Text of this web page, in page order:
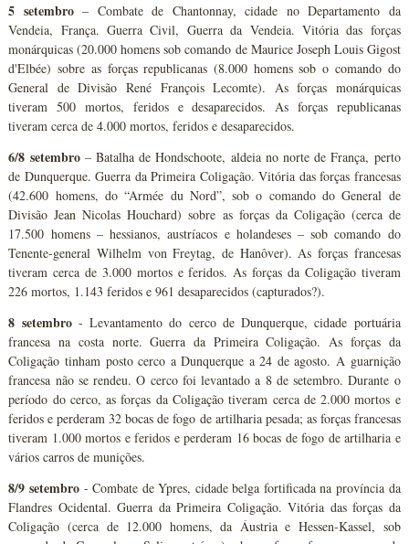
5 setembro– Combate de Chantonnay, cidade no Departamento da
Vendeia, França. Guerra Civil, Guerra da Vendeia. Vitória das forças
monárquicas (20.000 homens sob comando de Maurice Joseph Louis Gigost
d'Elbée) sobre as forças republicanas (8.000 homens sob o comando do
General de Divisão René François Lecomte). As forças monárquicas
tiveram 500 mortos, feridos e desaparecidos. As forças republicanas
tiveram cerca de 4.000 mortos, feridos e desaparecidos.
6/8 setembro– Batalha de Hondschoote, aldeia no norte de França, perto
de Dunquerque. Guerra da Primeira Coligação. Vitória das forças francesas
(42.600 homens, do “Armée du Nord”, sob o comando do General de
Divisão Jean Nicolas Houchard) sobre as forças da Coligação (cerca de
17.500 homens – hessianos, austríacos e holandeses – sob comando do
Tenente-general Wilhelm von Freytag, de Hanôver). As forças francesas
tiveram cerca de 3.000 mortos e feridos. As forças da Coligação tiveram
226 mortos, 1.143 feridos e 961 desaparecidos (capturados?).
8 setembro- Levantamento do cerco de Dunquerque, cidade portuária
francesa na costa norte. Guerra da Primeira Coligação. As forças da
Coligação tinham posto cerco a Dunquerque a 24 de agosto. A guarnição
francesa não se rendeu. O cerco foi levantado a 8 de setembro. Durante o
período do cerco, as forças da Coligação tiveram cerca de 2.000 mortos e
feridos e perderam 32 bocas de fogo de artilharia pesada; as forças francesas
tiveram 1.000 mortos e feridos e perderam 16 bocas de fogo de artilharia e
vários carros de munições.
8/9 setembro - Combate de Ypres, cidade belga fortificada na província da
Flandres Ocidental. Guerra da Primeira Coligação. Vitória das forças da
Coligação (cerca de 12.000 homens, da Áustria e Hessen-Kassel, sob